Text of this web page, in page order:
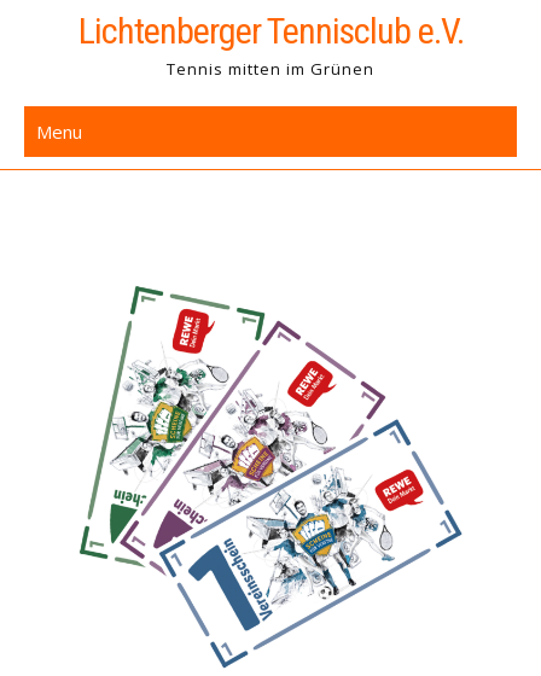
Lichtenberger Tennisclub e.V.
Tennis mitten im Grünen
Menu